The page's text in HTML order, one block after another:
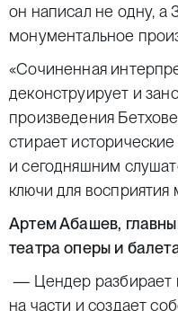
он написал не одну,
монументальное
«Сочиненная
деконструирует и
произведения
стирает
и сегодняшним
ключи для восприятия
Артем Абашев,
театра оперы и
— Цендер разбирает
на части и создает